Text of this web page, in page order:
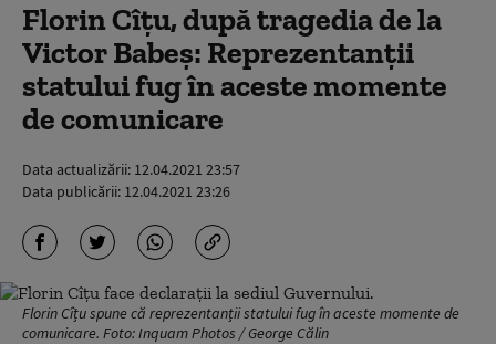
Florin Cîțu, după tragedia de la
Victor Babeș: Reprezentanții
statului fug în aceste momente
de comunicare
Data actualizării: 12.04.2021 23:57
Data publicării: 12.04.2021 23:26
Florin Cîțu spune că reprezentanții statului fug în aceste momente de
comunicare. Foto: Inquam Photos / George Călin